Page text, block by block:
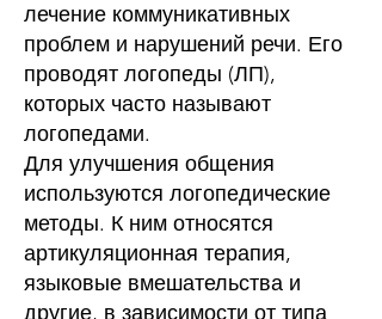
лечение коммуникативных
проблем и нарушений речи. Его
проводят логопеды (ЛП),
которых часто называют
логопедами.
Для улучшения общения
используются логопедические
методы. К ним относятся
артикуляционная терапия,
языковые вмешательства и
другие, в зависимости от типа